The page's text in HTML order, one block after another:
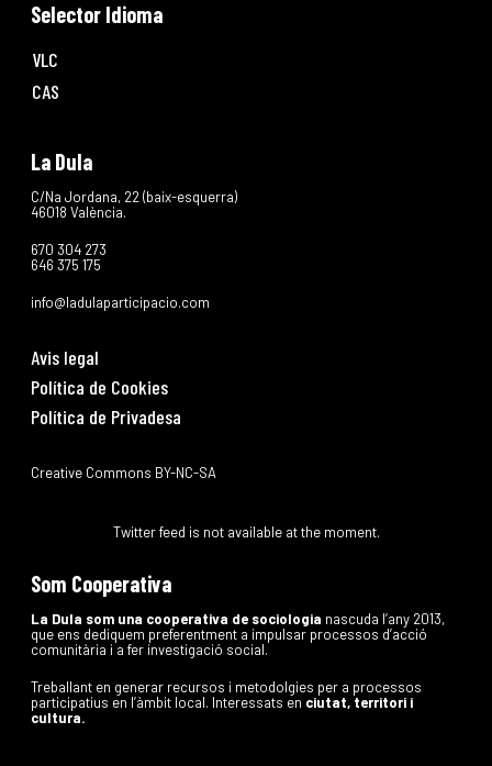
Selector Idioma
VLC
CAS
La Dula
C/Na Jordana, 22 (baix-esquerra)
46018 València.
670 304 273
646 375 175
info@ladulaparticipacio.com
Avis legal
Política de Cookies
Política de Privadesa
Creative Commons BY-NC-SA
Twitter feed is not available at the moment.
Som Cooperativa
La Dula som una cooperativa de sociologia nascuda l’any 2013,
que ens dediquem preferentment a impulsar processos d’acció
comunitària i a fer investigació social.
Treballant en generar recursos i metodolgies per a processos
participatius en l’àmbit local. Interessats en ciutat, territori i
cultura.